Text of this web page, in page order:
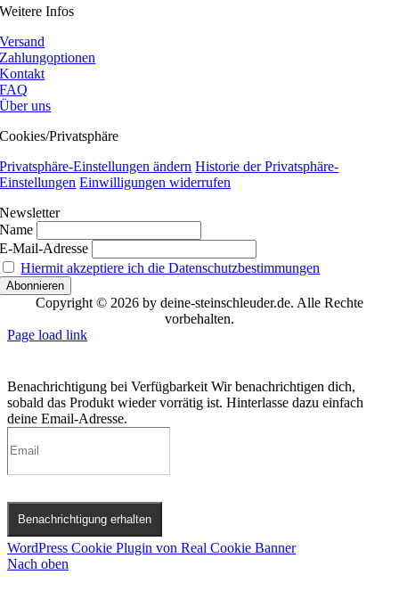
Weitere Infos
Versand
Zahlungoptionen
Kontakt
FAQ
Über uns
Cookies/Privatsphäre
Privatsphäre-Einstellungen ändern Historie der Privatsphäre-
Einstellungen Einwilligungen widerrufen
Newsletter
Name
E-Mail-Adresse
Hiermit akzeptiere ich die Datenschutzbestimmungen
Copyright © 2026 by deine-steinschleuder.de. Alle Rechte
vorbehalten.
Page load link
Benachrichtigung bei Verfügbarkeit Wir benachrichtigen dich,
sobald das Produkt wieder vorrätig ist. Hinterlasse dazu einfach
deine Email-Adresse.
Benachrichtigung erhalten
WordPress Cookie Plugin von Real Cookie Banner
Nach oben